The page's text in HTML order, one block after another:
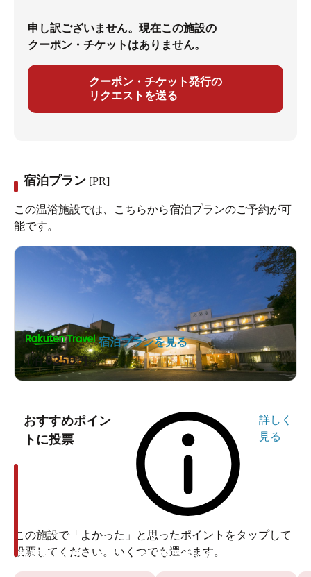
申し訳ございません。現在この施設の
クーポン・チケットはありません。
クーポン・チケット発行の
リクエストを送る
宿泊プラン [PR]
この温浴施設では、こちらから宿泊プランのご予約が可
能です。
1泊8250円～
宿泊プランを見る
おすすめポイン
トに投票
詳しく
見る
この施設で「よかった」と思ったポイントをタップして
投票してください。いくつでも選べます。
投票ありがとうございます 投票ありがとうございます